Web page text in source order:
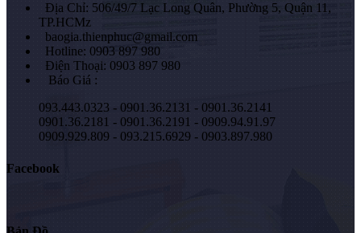
Địa Chỉ: 506/49/7 Lạc Long Quân, Phường 5, Quận 11,
TP.HCMz
baogia.thienphuc@gmail.com
Hotline: 0903 897 980
Điện Thoại: 0903 897 980
Báo Giá :
093.443.0323 - 0901.36.2131 - 0901.36.2141
0901.36.2181 - 0901.36.2191 - 0909.94.91.97
0909.929.809 - 093.215.6929 - 0903.897.980
Facebook